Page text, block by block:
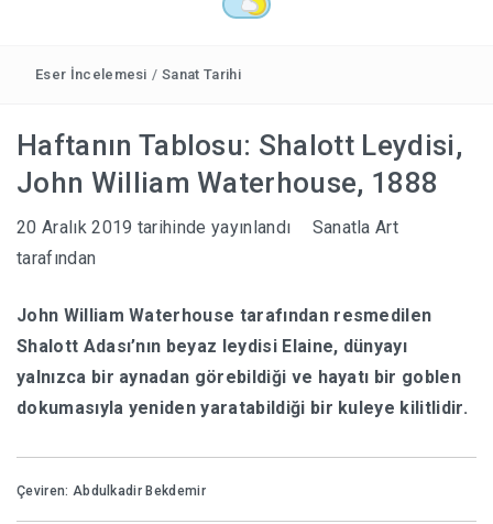
MIMARI
Eser İncelemesi / Sanat Tarihi
Haftanın Tablosu: Shalott Leydisi,
John William Waterhouse, 1888
20 Aralık 2019 tarihinde yayınlandı
Sanatla Art
tarafından
John William Waterhouse tarafından resmedilen
Shalott Adası’nın beyaz leydisi Elaine, dünyayı
yalnızca bir aynadan görebildiği ve hayatı bir goblen
dokumasıyla yeniden yaratabildiği bir kuleye kilitlidir.
Çeviren: Abdulkadir Bekdemir